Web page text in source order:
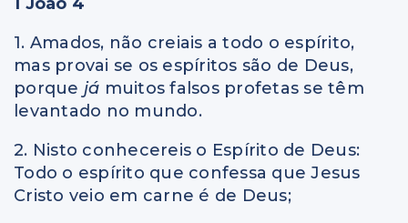
1. Amados, não creiais a todo o espírito,
mas provai se os espíritos são de Deus,
porque já muitos falsos profetas se têm
levantado no mundo.
2. Nisto conhecereis o Espírito de Deus:
Todo o espírito que confessa que Jesus
Cristo veio em carne é de Deus;